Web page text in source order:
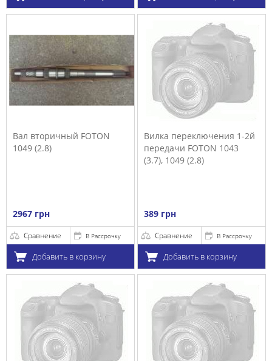
Вал вторичный FOTON
1049 (2.8)
2967 грн
Сравнение В Рассрочку
Добавить в корзину
Вилка переключения 1-2й
передачи FOTON 1043
(3.7), 1049 (2.8)
389 грн
Сравнение В Рассрочку
Добавить в корзину